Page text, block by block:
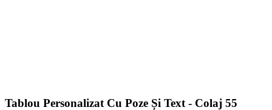
Tablou Personalizat Cu Poze Și Text - Colaj 55